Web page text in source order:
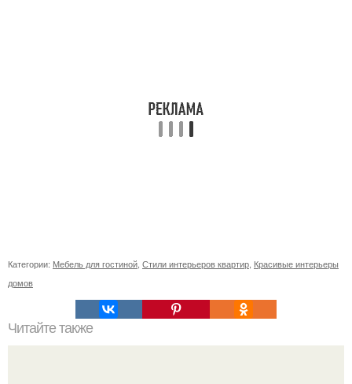
Категории: Мебель для гостиной, Стили интерьеров квартир, Красивые интерьеры
домов
Читайте также